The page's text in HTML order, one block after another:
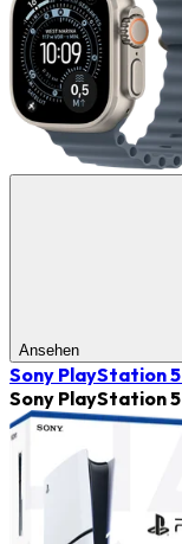
Ansehen
Sony PlayStation 5
Sony PlayStation 5